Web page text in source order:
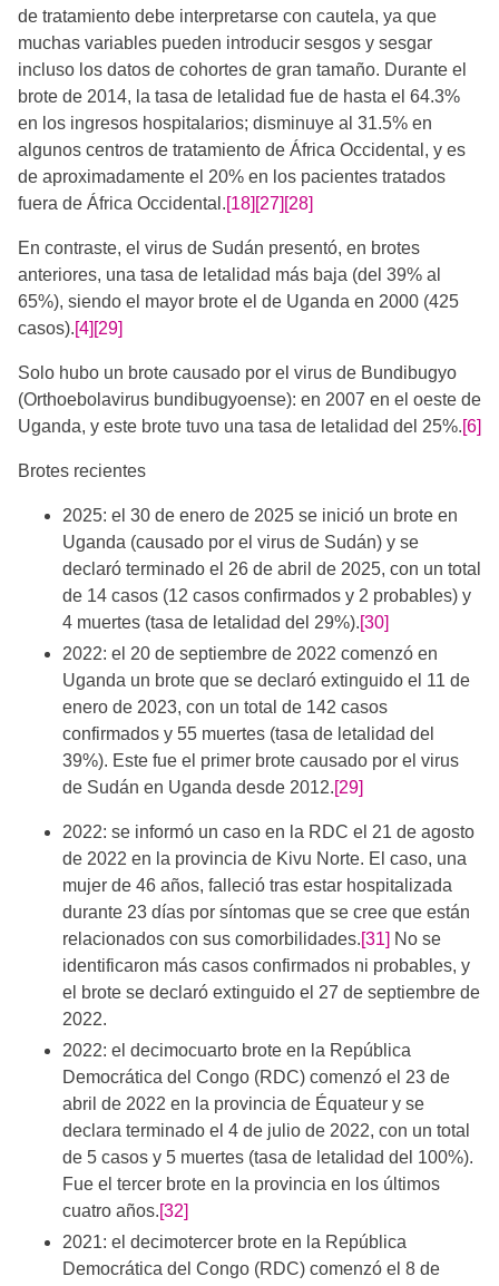
de tratamiento debe interpretarse con cautela, ya que
muchas variables pueden introducir sesgos y sesgar
incluso los datos de cohortes de gran tamaño. Durante el
brote de 2014, la tasa de letalidad fue de hasta el 64.3%
en los ingresos hospitalarios; disminuye al 31.5% en
algunos centros de tratamiento de África Occidental, y es
de aproximadamente el 20% en los pacientes tratados
fuera de África Occidental.[18] [27] [28]
En contraste, el virus de Sudán presentó, en brotes
anteriores, una tasa de letalidad más baja (del 39% al
65%), siendo el mayor brote el de Uganda en 2000 (425
casos).[4] [29]
Solo hubo un brote causado por el virus de Bundibugyo
(Orthoebolavirus bundibugyoense): en 2007 en el oeste de
Uganda, y este brote tuvo una tasa de letalidad del 25%.[6]
Brotes recientes
2025: el 30 de enero de 2025 se inició un brote en
Uganda (causado por el virus de Sudán) y se
declaró terminado el 26 de abril de 2025, con un total
de 14 casos (12 casos confirmados y 2 probables) y
4 muertes (tasa de letalidad del 29%).[30]
2022: el 20 de septiembre de 2022 comenzó en
Uganda un brote que se declaró extinguido el 11 de
enero de 2023, con un total de 142 casos
confirmados y 55 muertes (tasa de letalidad del
39%). Este fue el primer brote causado por el virus
de Sudán en Uganda desde 2012.[29]
2022: se informó un caso en la RDC el 21 de agosto
de 2022 en la provincia de Kivu Norte. El caso, una
mujer de 46 años, falleció tras estar hospitalizada
durante 23 días por síntomas que se cree que están
relacionados con sus comorbilidades.[31] No se
identificaron más casos confirmados ni probables, y
el brote se declaró extinguido el 27 de septiembre de
2022.
2022: el decimocuarto brote en la República
Democrática del Congo (RDC) comenzó el 23 de
abril de 2022 en la provincia de Équateur y se
declara terminado el 4 de julio de 2022, con un total
de 5 casos y 5 muertes (tasa de letalidad del 100%).
Fue el tercer brote en la provincia en los últimos
cuatro años.[32]
2021: el decimotercer brote en la República
Democrática del Congo (RDC) comenzó el 8 de